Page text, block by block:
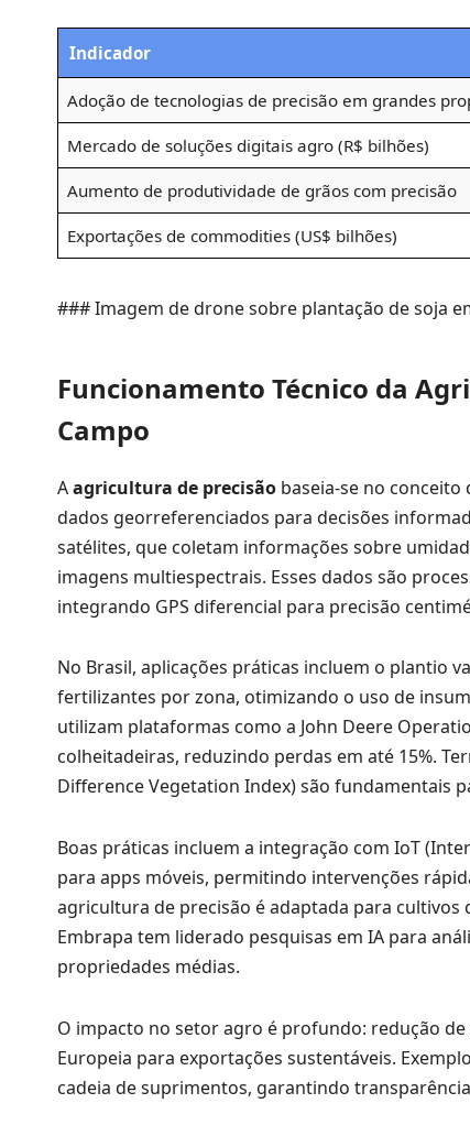
Indicador
Adoção de tecnologias de precisão em grandes
Mercado de soluções digitais agro (R$ bilhões)
Aumento de produtividade de grãos com precisão
Exportações de commodities (US$ bilhões)
### Imagem de drone sobre plantação de soja
Funcionamento Técnico da
Campo
Aagricultura de precisão baseia-se no
dados georreferenciados para decisões
satélites, que coletam informações sobre
imagens multiespectrais. Esses dados são
integrando GPS diferencial para precisão
No Brasil, aplicações práticas incluem o plantio
fertilizantes por zona, otimizando o uso de
utilizam plataformas como a John Deere
colheitadeiras, reduzindo perdas em até 15%.
Difference Vegetation Index) são fundamentais
Boas práticas incluem a integração com IoT
para apps móveis, permitindo intervenções
agricultura de precisão é adaptada para
Embrapa tem liderado pesquisas em IA para
propriedades médias.
O impacto no setor agro é profundo: redução
Europeia para exportações sustentáveis.
cadeia de suprimentos, garantindo